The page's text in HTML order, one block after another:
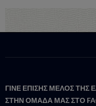
ΓΙΝΕ ΕΠΙΣΗΣ ΜΕΛΟΣ ΤΗΣ
ΣΤΗΝ ΟΜΑΔΑ ΜΑΣ ΣΤΟ